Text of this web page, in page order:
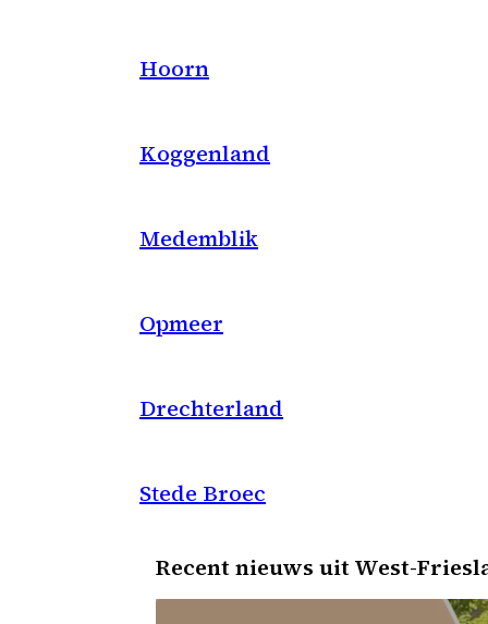
Hoorn
Koggenland
Medemblik
Opmeer
Drechterland
Stede Broec
Recent nieuws uit West-